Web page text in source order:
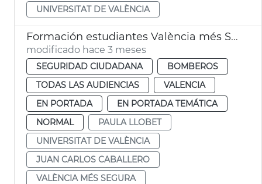
UNIVERSITAT DE VALÈNCIA
Formación estudiantes València més Segura
modificado hace 3 meses
SEGURIDAD CIUDADANA
BOMBEROS
TODAS LAS AUDIENCIAS
VALENCIA
EN PORTADA
EN PORTADA TEMÁTICA
NORMAL
PAULA LLOBET
UNIVERSITAT DE VALÈNCIA
JUAN CARLOS CABALLERO
VALÈNCIA MÉS SEGURA